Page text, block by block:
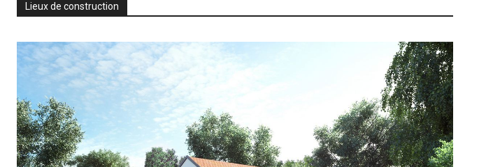
Lieux de construction